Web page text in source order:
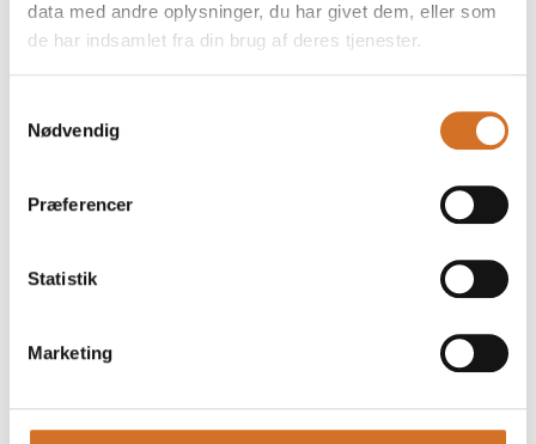
data med andre oplysninger, du har givet dem, eller som
de har indsamlet fra din brug af deres tjenester.
Nødvendig
Præferencer
Statistik
Marketing
Produktet er medbragt på messen
Dette produkt kan opleves på udstillerens stand på messen